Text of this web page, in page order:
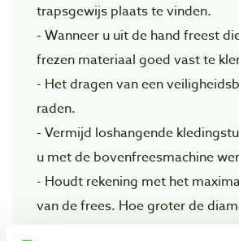
trapsgewijs plaats te vinden.
- Wanneer u uit de hand freest
frezen materiaal goed vast te
- Het dragen van een
raden.
- Vermijd loshangende
u met de bovenfreesmachine
- Houdt rekening met het
van de frees. Hoe groter de